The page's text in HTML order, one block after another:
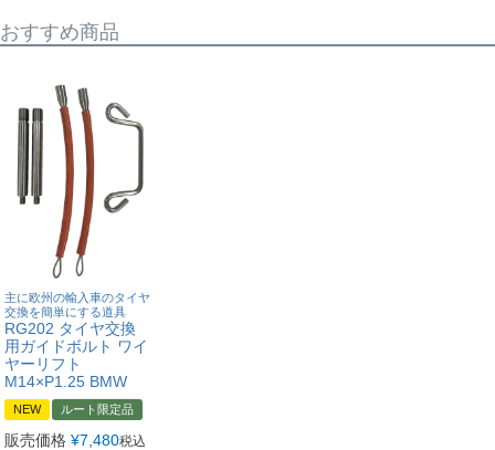
おすすめ商品
主に欧州の輸入車のタイヤ
交換を簡単にする道具
RG202 タイヤ交換
用ガイドボルト ワイ
ヤーリフト
M14×P1.25 BMW
NEW ルート限定品
販売価格 ¥7,480税込